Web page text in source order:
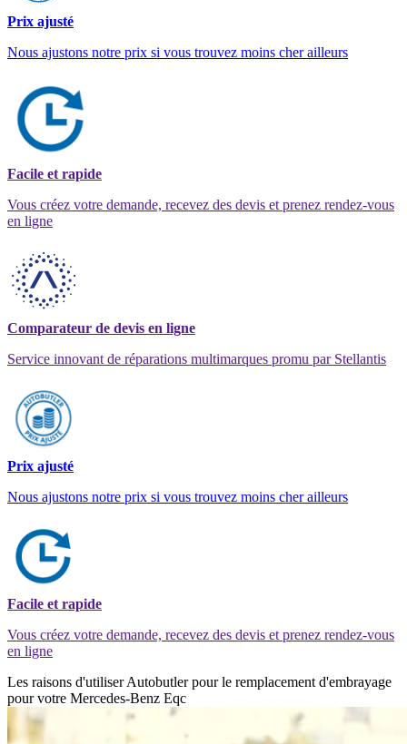
Prix ajusté
Nous ajustons notre prix si vous trouvez moins cher ailleurs
Facile et rapide
Vous créez votre demande, recevez des devis et prenez rendez-vous
en ligne
Comparateur de devis en ligne
Service innovant de réparations multimarques promu par Stellantis
Prix ajusté
Nous ajustons notre prix si vous trouvez moins cher ailleurs
Facile et rapide
Vous créez votre demande, recevez des devis et prenez rendez-vous
en ligne
Les raisons d'utiliser Autobutler pour le remplacement d'embrayage
pour votre Mercedes-Benz Eqc